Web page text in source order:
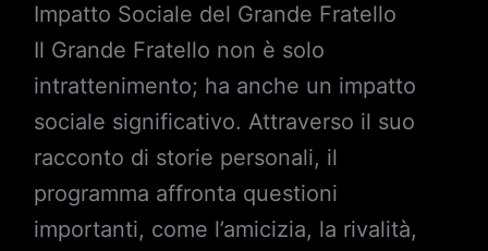
Impatto Sociale del Grande Fratello
Il Grande Fratello non è solo
intrattenimento; ha anche un impatto
sociale significativo. Attraverso il suo
racconto di storie personali, il
programma affronta questioni
importanti, come l’amicizia, la rivalità,